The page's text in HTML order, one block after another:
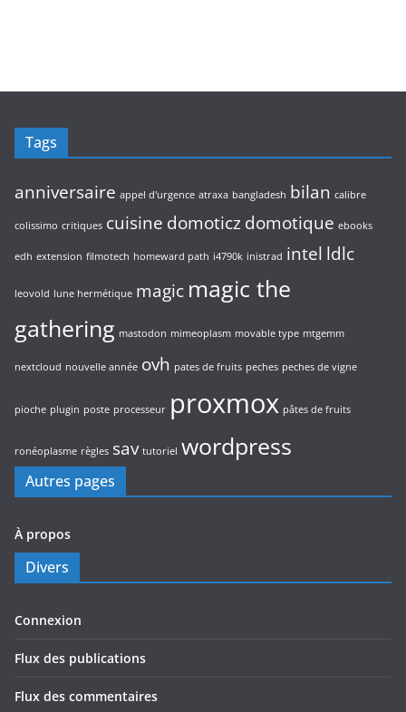
Tags
anniversaire appel d'urgence atraxa bangladesh bilan calibre
colissimo critiques cuisine domoticzdomotique ebooks
edh extension filmotech homeward path i4790k inistrad intel ldlc
leovold lune hermétique magic magic the
gathering mastodon mimeoplasm movable type mtgemm
nextcloud nouvelle année ovh pates de fruits peches peches de vigne
pioche plugin poste processeur proxmox pâtes de fruits
ronéoplasme règles sav tutoriel wordpress
Autres pages
À propos
Divers
Connexion
Flux des publications
Flux des commentaires